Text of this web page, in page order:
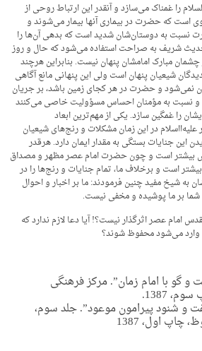
را غمناک می‌سازد و آنقدر این ارتباط روحی از
است که حضرت در بیماری آنها بیمار می‌شوند و
نسبت به دوستان‌شان شدید است که بدهی آن‌ها را
شریف به صراحت استفاده می‌شود که حال و روز
مبارک امامشان پنهان نیست. بنابراین هرچند
شیعیان پنهان است ولی این پنهانی مانع آگاهی
نمی‌شود و حضرت در هر کجای زمین باشد، بر جریان
و نسبت به مؤمنان احساس مسؤولیت خاصی می‌کنند
را غمگین سازد. یکی از مهم‌ترین ابعاد
در این زمان مشکلات و رنج‌های شیعیان
این جنایات بستگی به مقدار ایمان دارد. هرقدر
بیشتر است و چون حضرت امام عصر مظهر و مصداق
است و برخلاف ما، تمام جنایات و رنج‌ها را در
به شیخ مفید چنین فرمودند: ما بر اخبار و احوال
شما بر ما پوشیده و مخفی نیست.
امام عصر اثرگذار نیست؟! آیا دعا لازم ندارد که
وارد می‌شود محفوظ شوند؟
گو با امام زمان”. مرکز فرهنگی
1387.
و شنود پیرامون موعود”. جلد سوم،
اول، 1387